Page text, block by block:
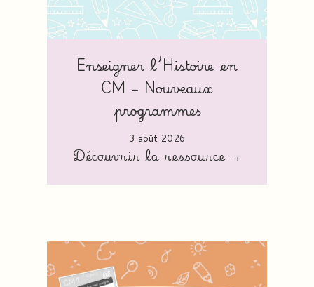
Enseigner l’Histoire en
CM – Nouveaux
programmes
3 août 2026
Découvrir la ressource →